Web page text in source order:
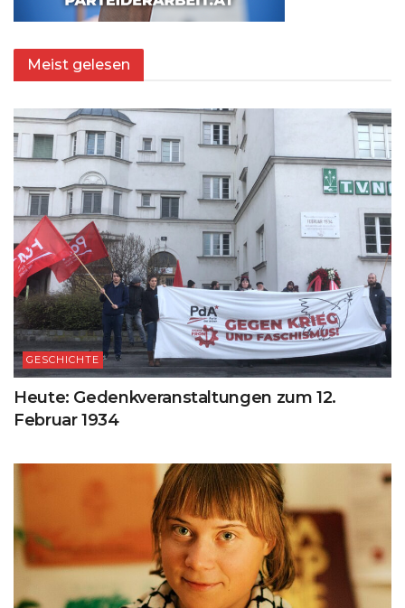
Meist gelesen
GESCHICHTE
Heute: Gedenkveranstaltungen zum 12.
Februar 1934